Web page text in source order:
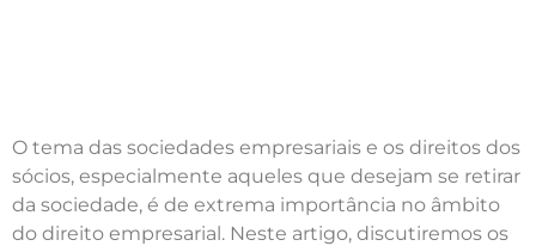
O tema das sociedades empresariais e os direitos dos
sócios, especialmente aqueles que desejam se retirar
da sociedade, é de extrema importância no âmbito
do direito empresarial. Neste artigo, discutiremos os